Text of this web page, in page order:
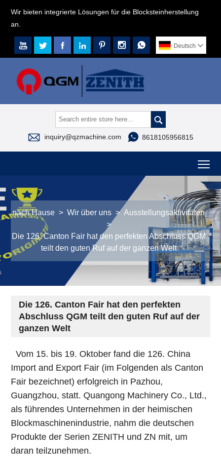
Wir bieten integrierte Lösungen für die Blocksteinherstellung
an.
       Deutsch 

 inquiry@qzmachine.com  8618105956815
nach Hause > Wir über uns > Ausstellungsaktivitäten
>
Die 126. Canton Fair hat den perfekten Abschluss QGM
teilt den guten Ruf auf der ganzen Welt
Die 126. Canton Fair hat den perfekten
Abschluss QGM teilt den guten Ruf auf der
ganzen Welt
Vom 15. bis 19. Oktober fand die 126. China
Import and Export Fair (im Folgenden als Canton
Fair bezeichnet) erfolgreich in Pazhou,
Guangzhou, statt. Quangong Machinery Co., Ltd.,
als führendes Unternehmen in der heimischen
Blockmaschinenindustrie, nahm die deutschen
Produkte der Serien ZENITH und ZN mit, um
daran teilzunehmen.